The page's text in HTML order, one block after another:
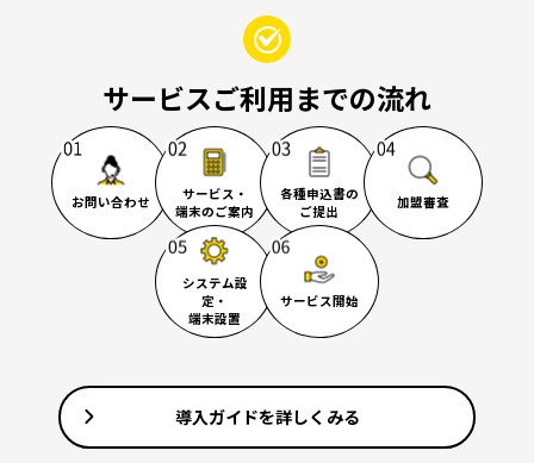
サービスご利用までの流れ
お問い合わせ
サービス・
端末のご案内
各種申込書の
ご提出
加盟審査
システム設
定・
端末設置
サービス開始
導入ガイドを詳しくみる